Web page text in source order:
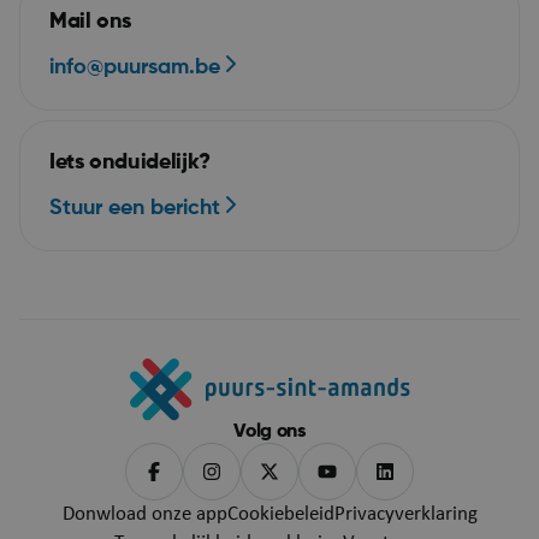
Mail ons
info@puursam.be
Iets onduidelijk?
Stuur een bericht
Volg ons
Donwload onze appCookiebeleid Privacyverklaring